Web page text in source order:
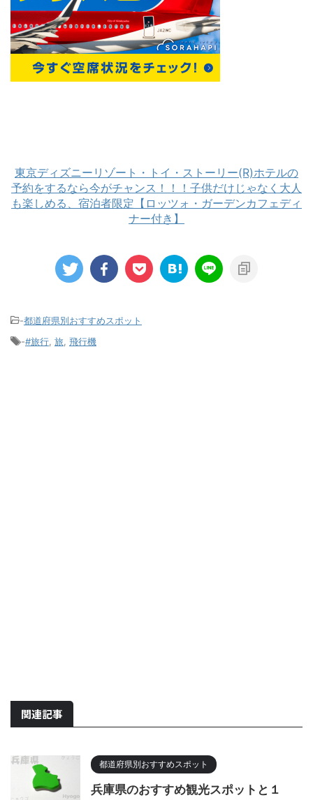
東京ディズニーリゾート・トイ・ストーリー(R)ホテルの
予約をするなら今がチャンス！！！子供だけじゃなく大人
も楽しめる、宿泊者限定【ロッツォ・ガーデンカフェディ
ナー付き】
-都道府県別おすすめスポット
-#旅行 旅 飛行機
関連記事
都道府県別おすすめスポット
兵庫県のおすすめ観光スポットと１